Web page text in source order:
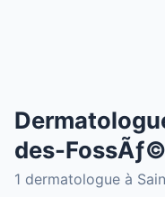
des-
1 dermatologue à